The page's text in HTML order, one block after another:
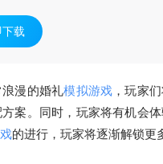
下载
漫的婚礼模拟游戏 ，玩家
案。同时，玩家将有机会
的进行，玩家将逐渐解锁更